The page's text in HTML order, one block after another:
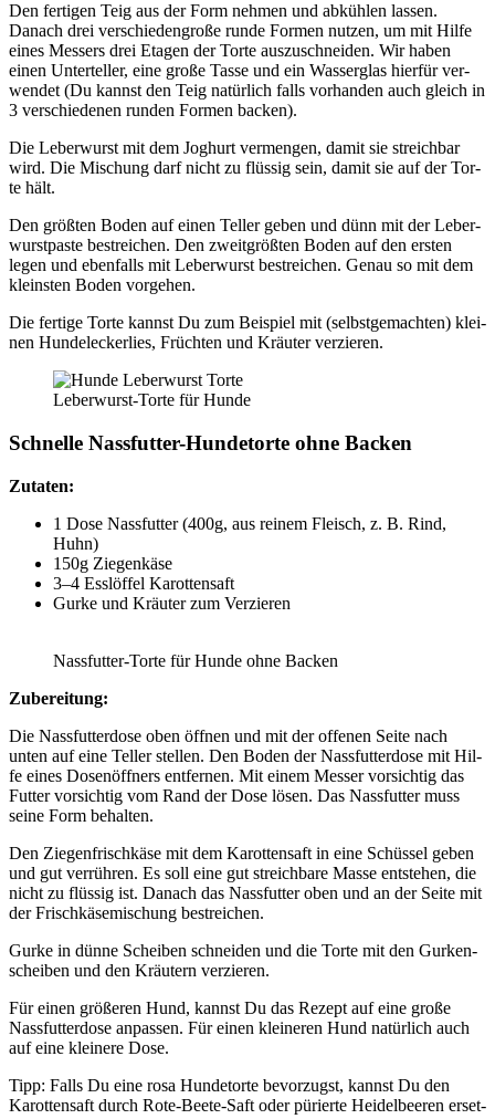
Den fer­ti­gen Teig aus der Form neh­men und abküh­len las­sen.
Danach drei ver­schie­den­gro­ße run­de For­men nut­zen, um mit Hil­fe
eines Mes­sers drei Eta­gen der Tor­te aus­zu­schnei­den. Wir haben
einen Unter­tel­ler, eine gro­ße Tas­se und ein Was­ser­glas hier­für ver­
wen­det (Du kannst den Teig natür­lich falls vor­han­den auch gleich in
3 ver­schie­de­nen run­den For­men backen).
Die Leber­wurst mit dem Joghurt ver­men­gen, damit sie streich­bar
wird. Die Mischung darf nicht zu flüs­sig sein, damit sie auf der Tor­
te hält.
Den größ­ten Boden auf einen Tel­ler geben und dünn mit der Leber­
wurst­pas­te bestrei­chen. Den zweit­größ­ten Boden auf den ers­ten
legen und eben­falls mit Leber­wurst bestrei­chen. Genau so mit dem
kleins­ten Boden vor­ge­hen.
Die fer­ti­ge Tor­te kannst Du zum Bei­spiel mit (selbst­ge­mach­ten) klei­
nen Hun­de­le­cker­lies, Früch­ten und Kräu­ter ver­zie­ren.
Leber­wurst-Tor­te für Hun­de
Schnel­le Nass­fut­ter-Hun­de­tor­te ohne Backen
Zuta­ten:
1 Dose Nass­fut­ter (400g, aus rei­nem Fleisch, z. B. Rind,
Huhn)
150g Zie­gen­kä­se
3–4 Ess­löf­fel Karot­ten­saft
Gur­ke und Kräu­ter zum Ver­zie­ren
Nass­fut­ter-Tor­te für Hun­de ohne Backen
Zube­rei­tung:
Die Nass­fut­ter­do­se oben öff­nen und mit der offe­nen Sei­te nach
unten auf eine Tel­ler stel­len. Den Boden der Nass­fut­ter­do­se mit Hil­
fe eines Dosen­öff­ners ent­fer­nen. Mit einem Mes­ser vor­sich­tig das
Fut­ter vor­sich­tig vom Rand der Dose lösen. Das Nass­fut­ter muss
sei­ne Form behal­ten.
Den Zie­gen­frisch­kä­se mit dem Karot­ten­saft in eine Schüs­sel geben
und gut ver­rüh­ren. Es soll eine gut streich­ba­re Mas­se ent­ste­hen, die
nicht zu flüs­sig ist. Danach das Nass­fut­ter oben und an der Sei­te mit
der Frisch­kä­se­mi­schung bestrei­chen.
Gur­ke in dün­ne Schei­ben schnei­den und die Tor­te mit den Gur­ken­
schei­ben und den Kräu­tern ver­zie­ren.
Für einen grö­ße­ren Hund, kannst Du das Rezept auf eine gro­ße
Nass­fut­ter­do­se anpas­sen. Für einen klei­ne­ren Hund natür­lich auch
auf eine klei­ne­re Dose.
Tipp: Falls Du eine rosa Hun­de­tor­te bevor­zugst, kannst Du den
Karot­ten­saft durch Rote-Bee­te-Saft oder pürier­te Hei­del­bee­ren erset­